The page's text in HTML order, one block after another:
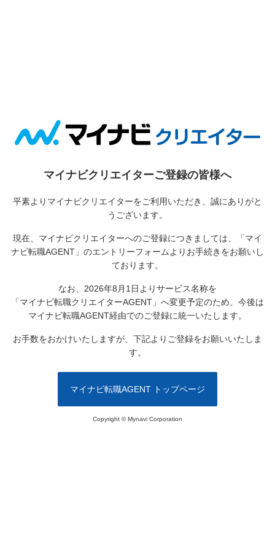
マイナビクリエイターご登録の皆様へ
平素よりマイナビクリエイターをご利用いただき、誠にありがと
うございます。
現在、マイナビクリエイターへのご登録につきましては、
「マイ
ナビ転職AGENT」のエントリーフォームよりお手続きをお願いし
ております。
なお、2026年8月1日よりサービス名称を
「マイナビ転職クリエイターAGENT」へ変更予定のため、 今後は
マイナビ転職AGENT経由でのご登録に統一いたします。
お手数をおかけいたしますが、下記よりご登録をお願いいたしま
す。
マイナビ転職AGENT トップページ
Copyright © Mynavi Corporation